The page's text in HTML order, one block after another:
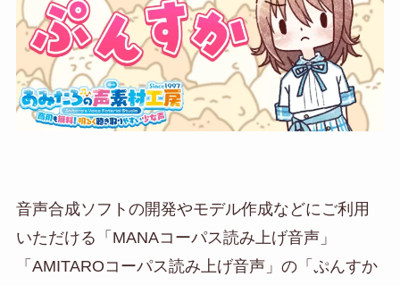
音声合成ソフトの開発やモデル作成などにご利用
いただける「MANAコーパス読み上げ音声」
「AMITAROコーパス読み上げ音声」の「ぷんすか